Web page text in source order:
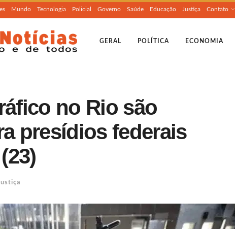
Mundo Tecnologia Policial Governo Saúde Educação Justiça Contato
GERAL POLÍTICA ECONOMIA
no Rio são
presídios federais